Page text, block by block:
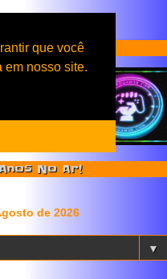
que você
em nosso site.
HardGam3r
No Ar!
▼